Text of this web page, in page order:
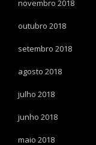
novembro 2018
outubro 2018
setembro 2018
agosto 2018
julho 2018
junho 2018
maio 2018